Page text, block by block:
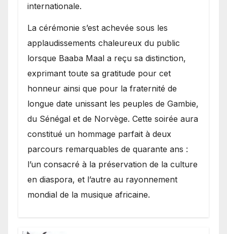
internationale.
​La cérémonie s’est achevée sous les
applaudissements chaleureux du public
lorsque Baaba Maal a reçu sa distinction,
exprimant toute sa gratitude pour cet
honneur ainsi que pour la fraternité de
longue date unissant les peuples de Gambie,
du Sénégal et de Norvège. Cette soirée aura
constitué un hommage parfait à deux
parcours remarquables de quarante ans :
l’un consacré à la préservation de la culture
en diaspora, et l’autre au rayonnement
mondial de la musique africaine.